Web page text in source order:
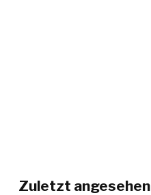
Zuletzt angesehen